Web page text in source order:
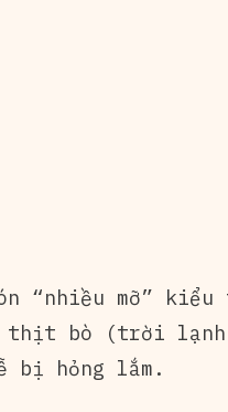
“nhiều mỡ”
thịt bò (trời
bị hỏng lắm.